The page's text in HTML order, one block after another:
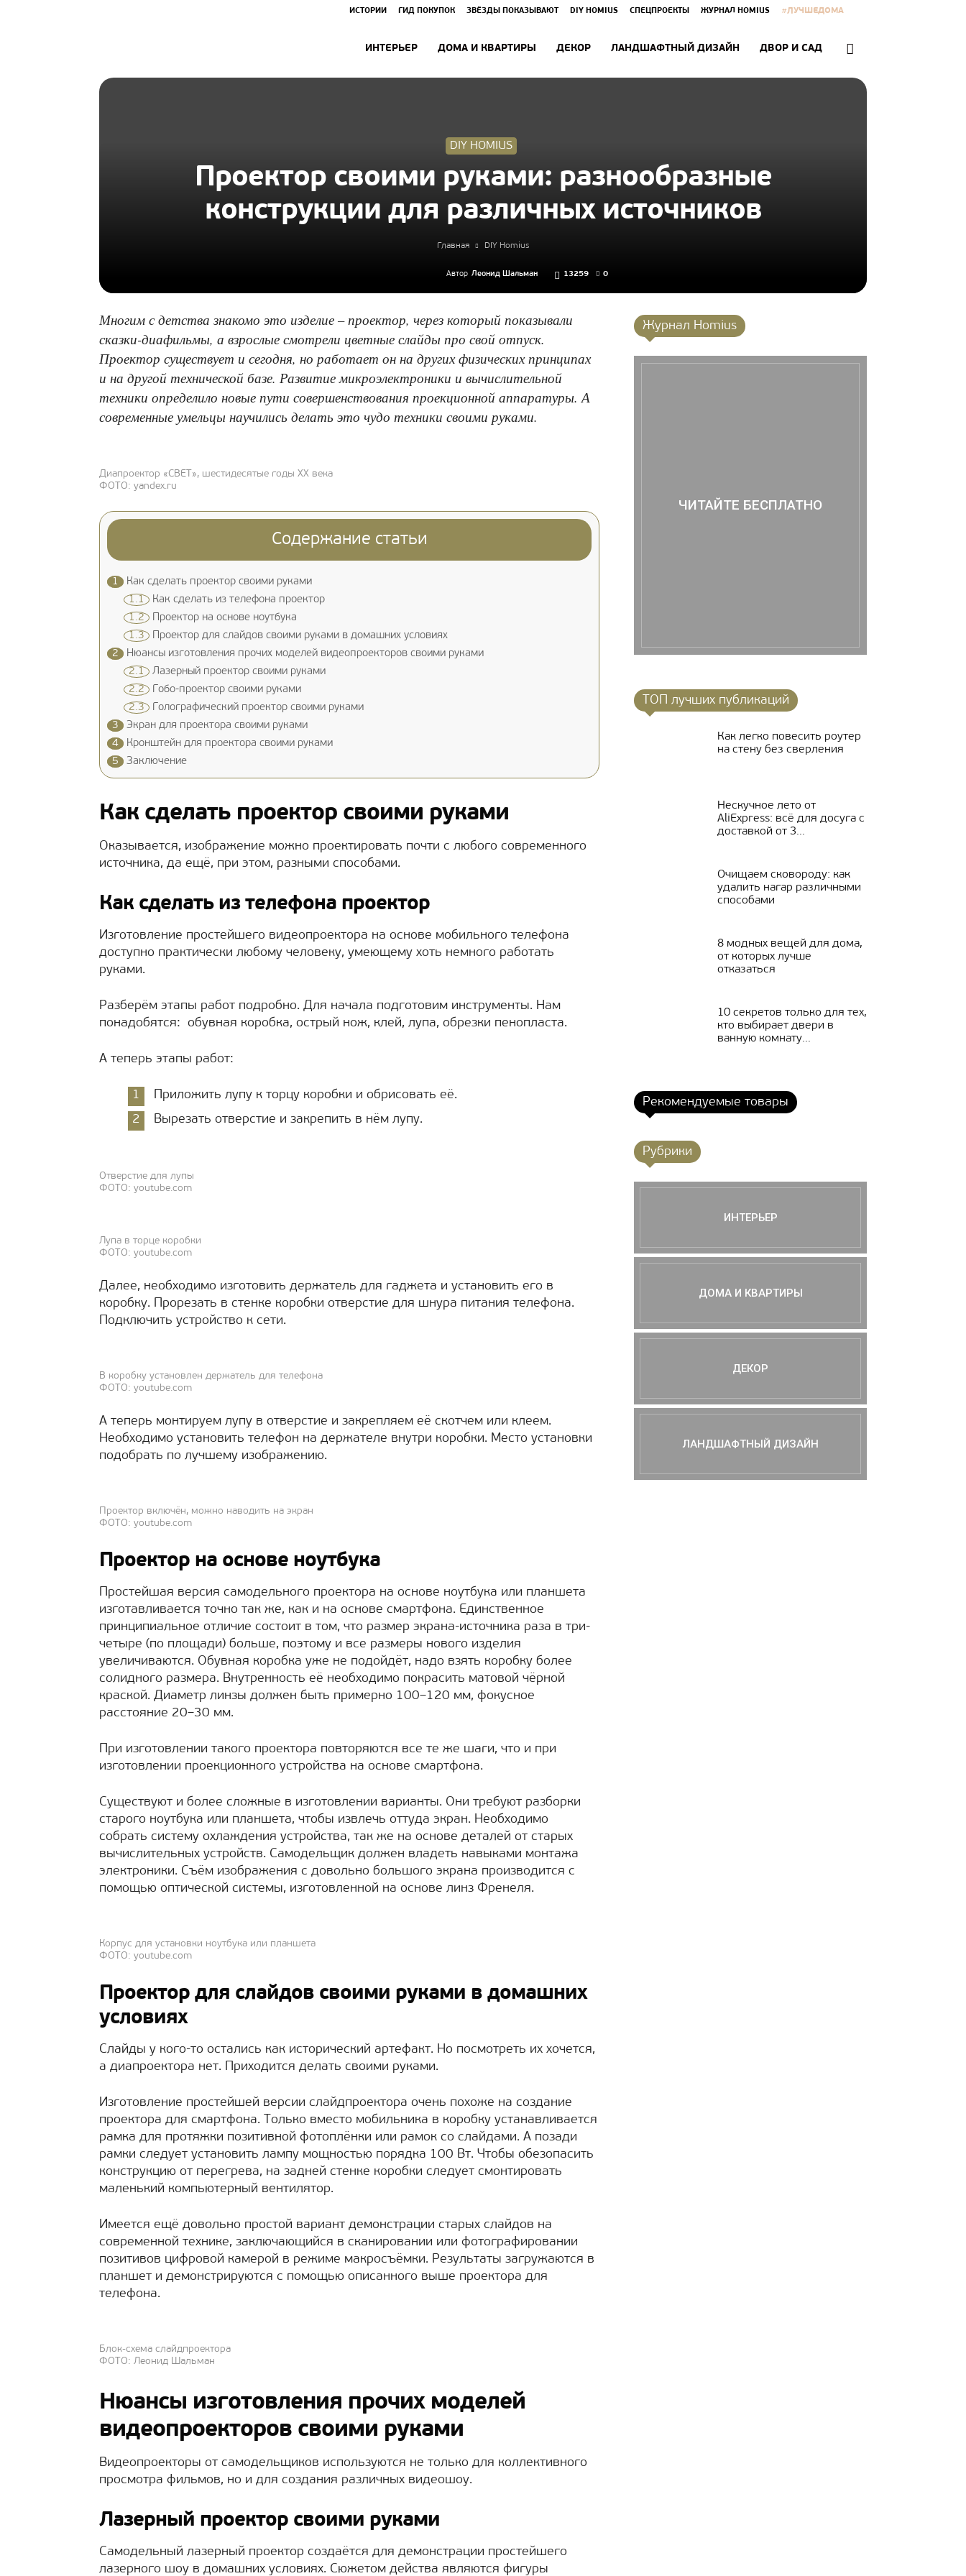
ИСТОРИИ ГИД ПОКУПОК ЗВЁЗДЫ ПОКАЗЫВАЮТ DIY HOMIUS СПЕЦПРОЕКТЫ ЖУРНАЛ HOMIUS #ЛУЧШЕДОМА
ИНТЕРЬЕР ДОМА И КВАРТИРЫ ДЕКОР ЛАНДШАФТНЫЙ ДИЗАЙН ДВОР И САД
DIY HOMIUS
Проектор своими руками: разнообразные
конструкции для различных источников
Главная DIY Homius
Автор Леонид Шальман 13259 0
Многим с детства знакомо это изделие – проектор, через который показывали
сказки-диафильмы, а взрослые смотрели цветные слайды про свой отпуск.
Проектор существует и сегодня, но работает он на других физических принципах
и на другой технической базе. Развитие микроэлектроники и вычислительной
техники определило новые пути совершенствования проекционной аппаратуры. А
современные умельцы научились делать это чудо техники своими руками.
Диапроектор «СВЕТ», шестидесятые годы ХХ века
ФОТО: yandex.ru
Содержание статьи
1
Как сделать проектор своими руками
1.1 Как сделать из телефона проектор
1.2 Проектор на основе ноутбука
1.3 Проектор для слайдов своими руками в домашних условиях
2
Нюансы изготовления прочих моделей видеопроекторов своими руками
2.1 Лазерный проектор своими руками
2.2 Гобо-проектор своими руками
2.3 Голографический проектор своими руками
3
Экран для проектора своими руками
4
Кронштейн для проектора своими руками
5
Заключение
Как сделать проектор своими руками
Оказывается, изображение можно проектировать почти с любого современного
источника, да ещё, при этом, разными способами.
Как сделать из телефона проектор
Изготовление простейшего видеопроектора на основе мобильного телефона
доступно практически любому человеку, умеющему хоть немного работать
руками.
Разберём этапы работ подробно. Для начала подготовим инструменты. Нам
понадобятся: обувная коробка, острый нож, клей, лупа, обрезки пенопласта.
А теперь этапы работ:
Приложить лупу к торцу коробки и обрисовать её.
Вырезать отверстие и закрепить в нём лупу.
Отверстие для лупы
ФОТО: youtube.com
Лупа в торце коробки
ФОТО: youtube.com
Далее, необходимо изготовить держатель для гаджета и установить его в
коробку. Прорезать в стенке коробки отверстие для шнура питания телефона.
Подключить устройство к сети.
В коробку установлен держатель для телефона
ФОТО: youtube.com
А теперь монтируем лупу в отверстие и закрепляем её скотчем или клеем.
Необходимо установить телефон на держателе внутри коробки. Место установки
подобрать по лучшему изображению.
Проектор включён, можно наводить на экран
ФОТО: youtube.com
Проектор на основе ноутбука
Простейшая версия самодельного проектора на основе ноутбука или планшета
изготавливается точно так же, как и на основе смартфона. Единственное
принципиальное отличие состоит в том, что размер экрана-источника раза в три-
четыре (по площади) больше, поэтому и все размеры нового изделия
увеличиваются. Обувная коробка уже не подойдёт, надо взять коробку более
солидного размера. Внутренность её необходимо покрасить матовой чёрной
краской. Диаметр линзы должен быть примерно 100–120 мм, фокусное
расстояние 20–30 мм.
При изготовлении такого проектора повторяются все те же шаги, что и при
изготовлении проекционного устройства на основе смартфона.
Существуют и более сложные в изготовлении варианты. Они требуют разборки
старого ноутбука или планшета, чтобы извлечь оттуда экран. Необходимо
собрать систему охлаждения устройства, так же на основе деталей от старых
вычислительных устройств. Самодельщик должен владеть навыками монтажа
электроники. Съём изображения с довольно большого экрана производится с
помощью оптической системы, изготовленной на основе линз Френеля.
Корпус для установки ноутбука или планшета
ФОТО: youtube.com
Проектор для слайдов своими руками в домашних
условиях
Слайды у кого-то остались как исторический артефакт. Но посмотреть их хочется,
а диапроектора нет. Приходится делать своими руками.
Изготовление простейшей версии слайдпроектора очень похоже на создание
проектора для смартфона. Только вместо мобильника в коробку устанавливается
рамка для протяжки позитивной фотоплёнки или рамок со слайдами. А позади
рамки следует установить лампу мощностью порядка 100 Вт. Чтобы обезопасить
конструкцию от перегрева, на задней стенке коробки следует смонтировать
маленький компьютерный вентилятор.
Имеется ещё довольно простой вариант демонстрации старых слайдов на
современной технике, заключающийся в сканировании или фотографировании
позитивов цифровой камерой в режиме макросъёмки. Результаты загружаются в
планшет и демонстрируются с помощью описанного выше проектора для
телефона.
Блок-схема слайдпроектора
ФОТО: Леонид Шальман
Нюансы изготовления прочих моделей
видеопроекторов своими руками
Видеопроекторы от самодельщиков используются не только для коллективного
просмотра фильмов, но и для создания различных видеошоу.
Лазерный проектор своими руками
Самодельный лазерный проектор создаётся для демонстрации простейшего
лазерного шоу в домашних условиях. Сюжетом действа являются фигуры
Журнал Homius
ЧИТАЙТЕ БЕСПЛАТНО
ТОП лучших публикаций
Как легко повесить роутер
на стену без сверления
Нескучное лето от
AliExpress: всё для досуга с
доставкой от 3...
Очищаем сковороду: как
удалить нагар различными
способами
8 модных вещей для дома,
от которых лучше
отказаться
10 секретов только для тех,
кто выбирает двери в
ванную комнату...
Рекомендуемые товары
Рубрики
ИНТЕРЬЕР
ДОМА И КВАРТИРЫ
ДЕКОР
ЛАНДШАФТНЫЙ ДИЗАЙН